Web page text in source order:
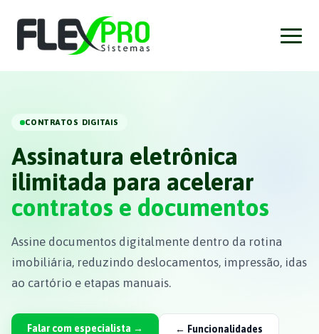
CONTRATOS DIGITAIS
Assinatura eletrônica
ilimitada para acelerar
contratos e documentos
Assine documentos digitalmente dentro da rotina
imobiliária, reduzindo deslocamentos, impressão, idas
ao cartório e etapas manuais.
Falar com especialista → ← Funcionalidades